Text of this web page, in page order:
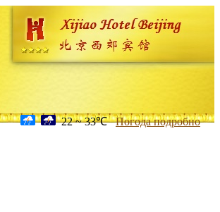
22 ~ 33℃ Погода подробно